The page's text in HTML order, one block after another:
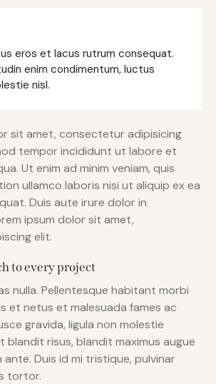
eros et lacus rutrum consequat.
enim condimentum, luctus
nisl.
sit amet, consectetur adipisicing
tempor incididunt ut labore et
Ut enim ad minim veniam, quis
ullamco laboris nisi ut aliquip ex ea
Duis aute irure dolor in
ipsum dolor sit amet,
elit.
to every project
nulla. Pellentesque habitant morbi
et netus et malesuada fames ac
gravida, ligula non molestie
blandit risus, blandit maximus augue
ante. Duis id mi tristique, pulvinar
tortor.